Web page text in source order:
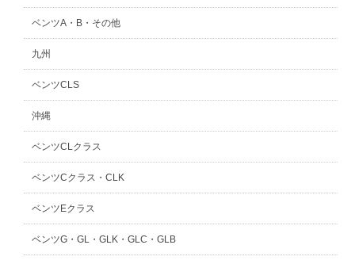
ベンツA・B・その他
九州
ベンツCLS
沖縄
ベンツCLクラス
ベンツCクラス・CLK
ベンツEクラス
ベンツG・GL・GLK・GLC・GLB